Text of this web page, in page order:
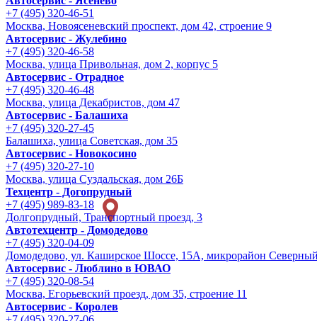
+7 (495) 320-46-51
Москва, Новоясеневский проспект, дом 42, строение 9
Автосервис - Жулебино
+7 (495) 320-46-58
Москва, улица Привольная, дом 2, корпус 5
Автосервис - Отрадное
+7 (495) 320-46-48
Москва, улица Декабристов, дом 47
Автосервис - Балашиха
+7 (495) 320-27-45
Балашиха, улица Советская, дом 35
Автосервис - Новокосино
+7 (495) 320-27-10
Москва, улица Суздальская, дом 26Б
Техцентр - Догопрудный
+7 (495) 989-83-18
Долгопрудный, Транспортный проезд, 3
Автотехцентр - Домодедово
+7 (495) 320-04-09
Домодедово, ул. Каширское Шоссе, 15А, микрорайон
Автосервис - Люблино в ЮВАО
+7 (495) 320-08-54
Москва, Егорьевский проезд, дом 35, строение 11
Автосервис - Королев